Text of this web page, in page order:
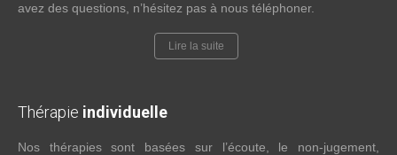
avez des questions, n’hésitez pas à nous téléphoner.
Lire la suite
Thérapie individuelle
Nos thérapies sont basées sur l’écoute, le non-jugement,